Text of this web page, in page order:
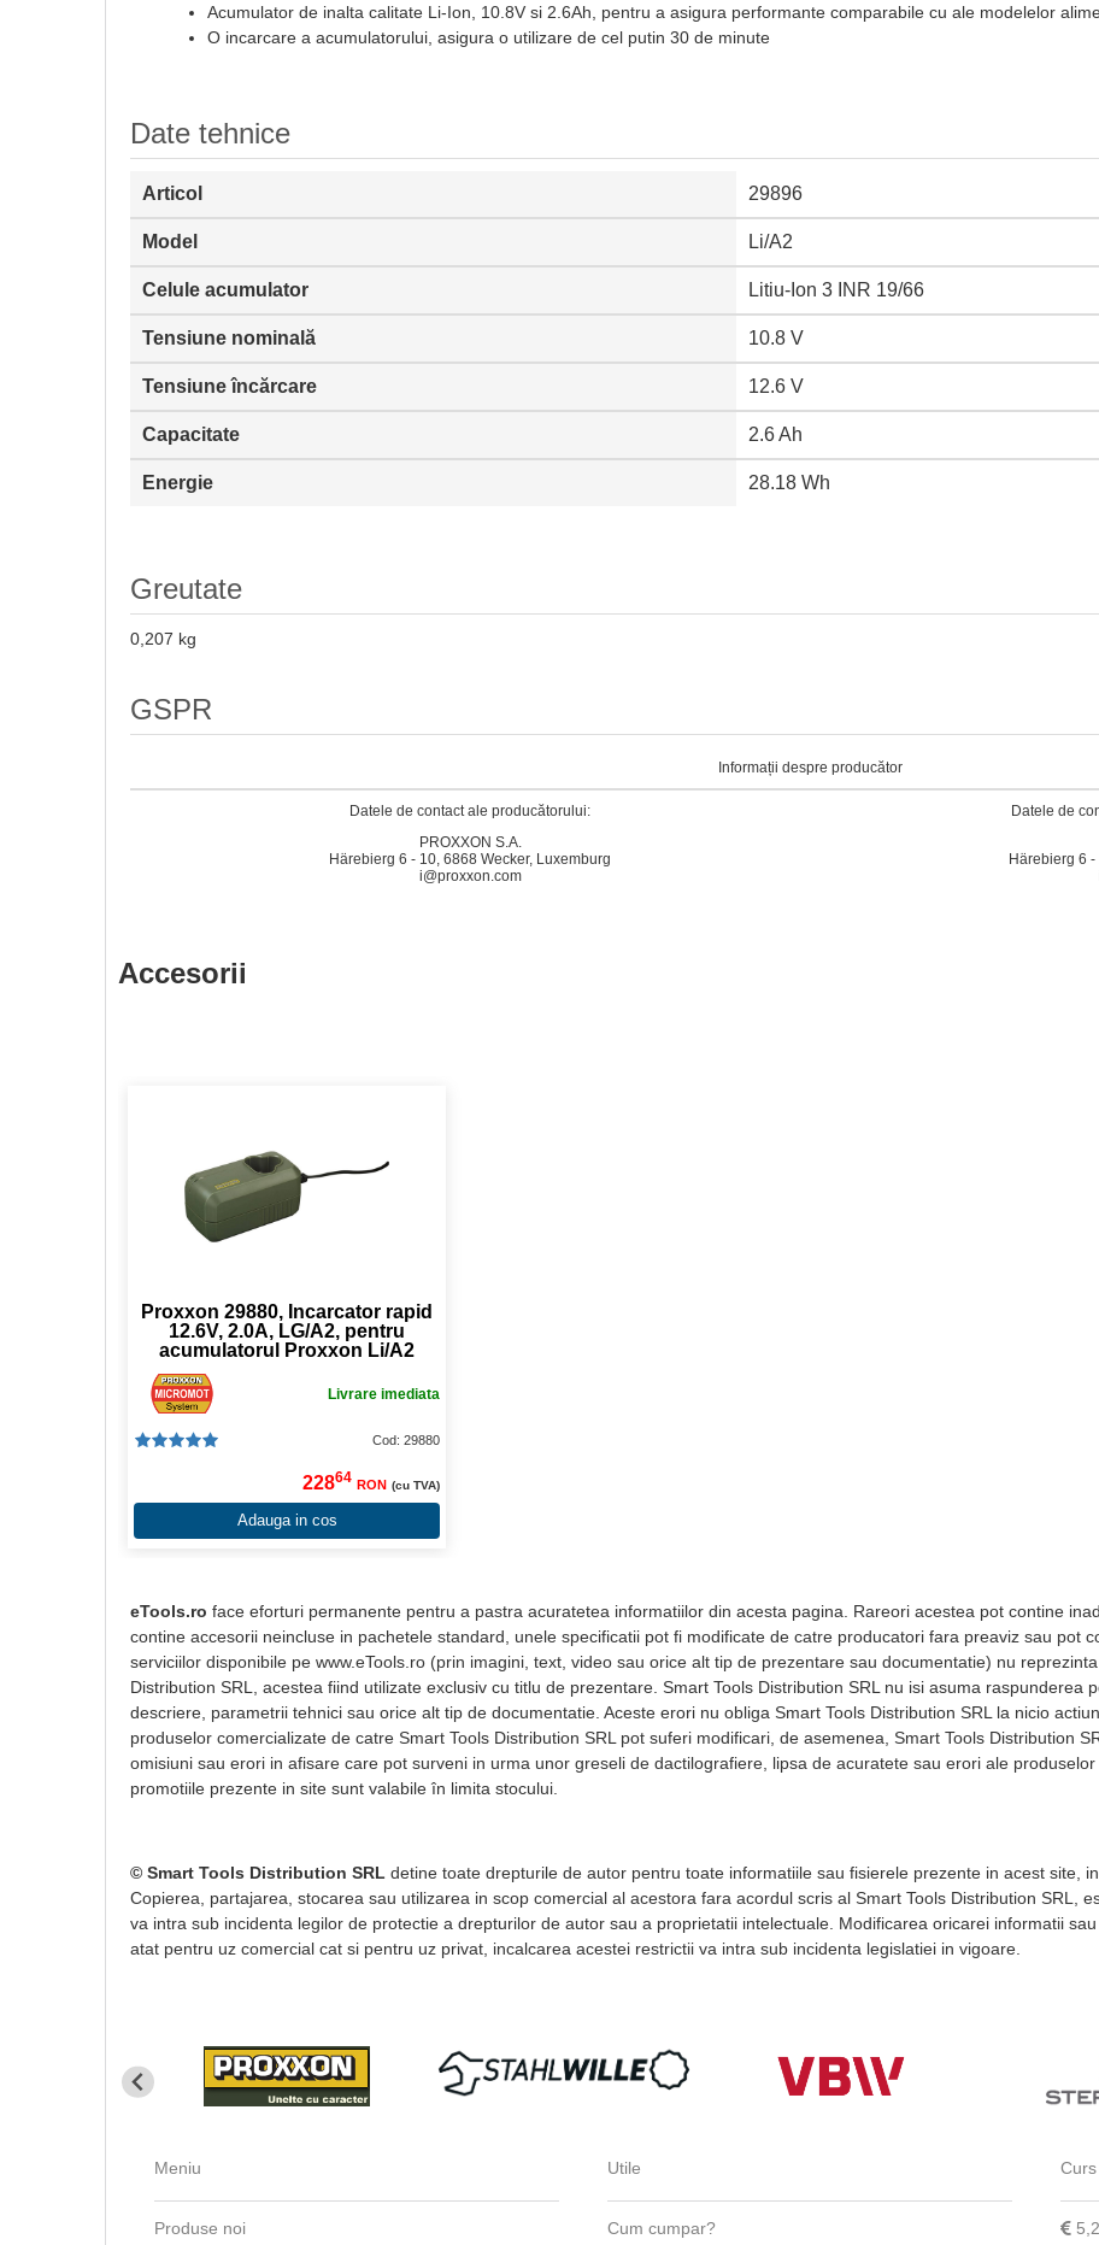
Acumulator de inalta calitate Li-Ion, 10.8V si 2.6Ah, pentru a asigura performante comparabile cu ale modelelor
O incarcare a acumulatorului, asigura o utilizare de cel putin 30 de minute
Date tehnice
Articol 29896
Model Li/A2
Celule acumulator Litiu-Ion 3 INR 19/66
Tensiune nominală 10.8 V
Tensiune încărcare 12.6 V
Capacitate 2.6 Ah
Energie 28.18 Wh
Greutate
0,207 kg
GSPR
Informații despre producător
Datele de contact ale producătorului:
PROXXON S.A.
Härebierg 6 - 10, 6868 Wecker, Luxemburg
i@proxxon.com
Datele de
Härebierg 6 -
Accesorii
Proxxon 29880, Incarcator rapid
12.6V, 2.0A, LG/A2, pentru
acumulatorul Proxxon Li/A2
Livrare imediata
Cod: 29880
22864 RON (cu TVA)
Adauga in cos
eTools.ro face eforturi permanente pentru a pastra acuratetea informatiilor din acesta pagina. Rareori acestea pot contine
contine accesorii neincluse in pachetele standard, unele specificatii pot fi modificate de catre producatori fara preaviz sau pot
serviciilor disponibile pe www.eTools.ro (prin imagini, text, video sau orice alt tip de prezentare sau documentatie) nu
Distribution SRL, acestea fiind utilizate exclusiv cu titlu de prezentare. Smart Tools Distribution SRL nu isi asuma raspunderea
descriere, parametrii tehnici sau orice alt tip de documentatie. Aceste erori nu obliga Smart Tools Distribution SRL la nicio
produselor comercializate de catre Smart Tools Distribution SRL pot suferi modificari, de asemenea, Smart Tools Distribution
omisiuni sau erori in afisare care pot surveni in urma unor greseli de dactilografiere, lipsa de acuratete sau erori ale
promotiile prezente in site sunt valabile în limita stocului.
© Smart Tools Distribution SRL detine toate drepturile de autor pentru toate informatiile sau fisierele prezente in acest site,
Copierea, partajarea, stocarea sau utilizarea in scop comercial al acestora fara acordul scris al Smart Tools Distribution SRL,
va intra sub incidenta legilor de protectie a drepturilor de autor sau a proprietatii intelectuale. Modificarea oricarei informatii
atat pentru uz comercial cat si pentru uz privat, incalcarea acestei restrictii va intra sub incidenta legislatiei in vigoare.
Meniu
Produse noi
Utile
Cum cumpar?